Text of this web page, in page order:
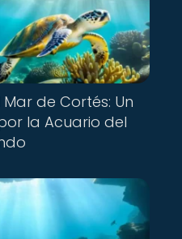
de Cortés: Un
la Acuario del